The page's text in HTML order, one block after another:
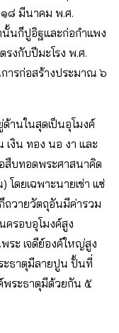
๘ มีนาคม พ.ศ.
นก็ปูอิฐและก่อกําแพง
รงกับปีมะโรง พ.ศ.
การก่อสร้างประมาณ ๖
านในสุดเป็นอุโมงค์
เงิน ทอง นอ งา และ
สืบทอดพระศาสนาคิด
ดยเฉพาะนายเช่า แซ่
วายวัตถุอันมีค่ารวม
รอบอุโมงค์สูง
ะ เจดีย์องค์ใหญ่สูง
ะธาตุมีลายปูน ปั้นที่
พระธาตุมีด้วยกัน ๕